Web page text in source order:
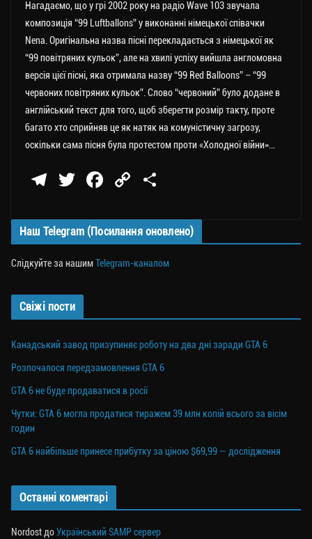
Нагадаємо, що у грі 2002 року на радіо Wave 103 звучала
композиція “99 Luftballons” у виконанні німецької співачки
Nena. Оригінальна назва пісні перекладається з німецької як
“99 повітряних кульок”, але на хвилі успіху вийшла англомовна
версія цієї пісні, яка отримала назву “99 Red Balloons” – “99
червоних повітряних кульок”. Слово “червоний” було додане в
англійський текст для того, щоб зберегти розмір такту, проте
багато хто сприйняв це як натяк на комуністичну загрозу,
оскільки сама пісня була протестом проти «Холодної війни»…
Te
gr
a
m
T
tt
er
Fa
bo
ok
C
y
Li
nk
ді
ли
ти
Наш Telegram (Посилання оновлено)
Слідкуйте за нашимTelegram-каналом
Свіжі пости
Канадський завод призупиняє роботу на два дні заради GTA 6
Розпочалося передзамовлення GTA 6
GTA 6 не буде продаватися в росії
Чутки: GTA 6 могла продатися тиражем 39 млн копій всього за вісім
годин
GTA 6 найбільше принесе прибутку за ціною $69,99 — дослідження
Останні коментарі
Nordost доУкраїнський SAMP сервер